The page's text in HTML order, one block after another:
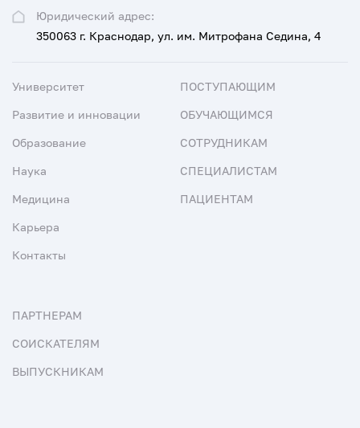
Юридический адрес:
350063 г. Краснодар, ул. им. Митрофана Седина, 4
Университет
Развитие и инновации
Образование
Наука
Медицина
Карьера
Контакты
ПОСТУПАЮЩИМ
ОБУЧАЮЩИМСЯ
СОТРУДНИКАМ
СПЕЦИАЛИСТАМ
ПАЦИЕНТАМ
ПАРТНЕРАМ
СОИСКАТЕЛЯМ
ВЫПУСКНИКАМ